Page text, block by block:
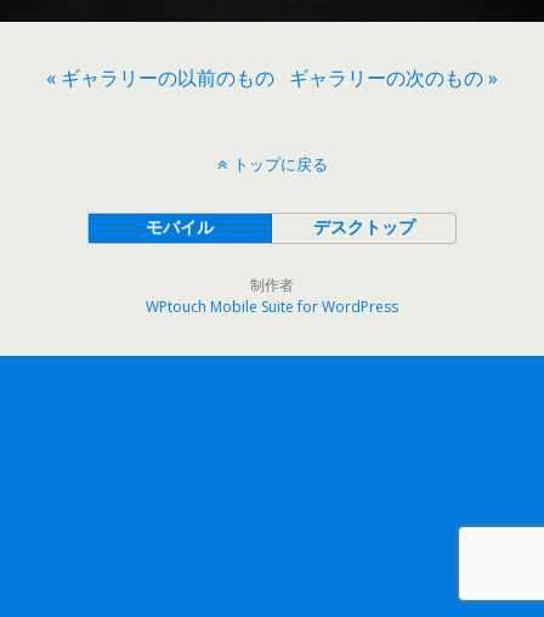
« ギャラリーの以前のもの ギャラリーの次のもの »
トップに戻る
モバイル デスクトップ
制作者
WPtouch Mobile Suite for WordPress